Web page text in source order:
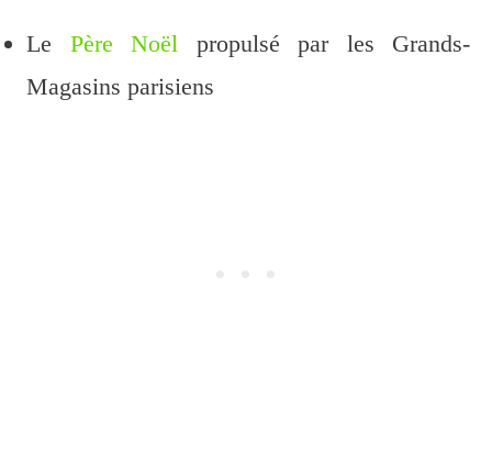
Le Père Noël propulsé par les Grands-
Magasins parisiens